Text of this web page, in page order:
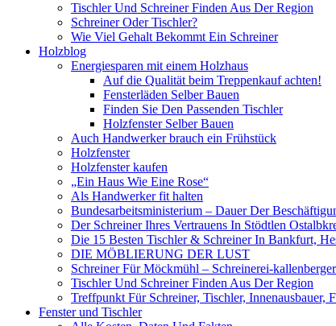
Tischler Und Schreiner Finden Aus Der Region
Schreiner Oder Tischler?
Wie Viel Gehalt Bekommt Ein Schreiner
Holzblog
Energiesparen mit einem Holzhaus
Auf die Qualität beim Treppenkauf achten!
Fensterläden Selber Bauen
Finden Sie Den Passenden Tischler
Holzfenster Selber Bauen
Auch Handwerker brauch ein Frühstück
Holzfenster
Holzfenster kaufen
„Ein Haus Wie Eine Rose“
Als Handwerker fit halten
Bundesarbeitsministerium – Dauer Der
Der Schreiner Ihres Vertrauens In Stödtlen
Die 15 Besten Tischler & Schreiner In Bankfurt,
DIE MÖBLIERUNG DER LUST
Schreiner Für Möckmühl – Schreinerei-
Tischler Und Schreiner Finden Aus Der Region
Treffpunkt Für Schreiner, Tischler, Innenausbauer,
Fenster und Tischler